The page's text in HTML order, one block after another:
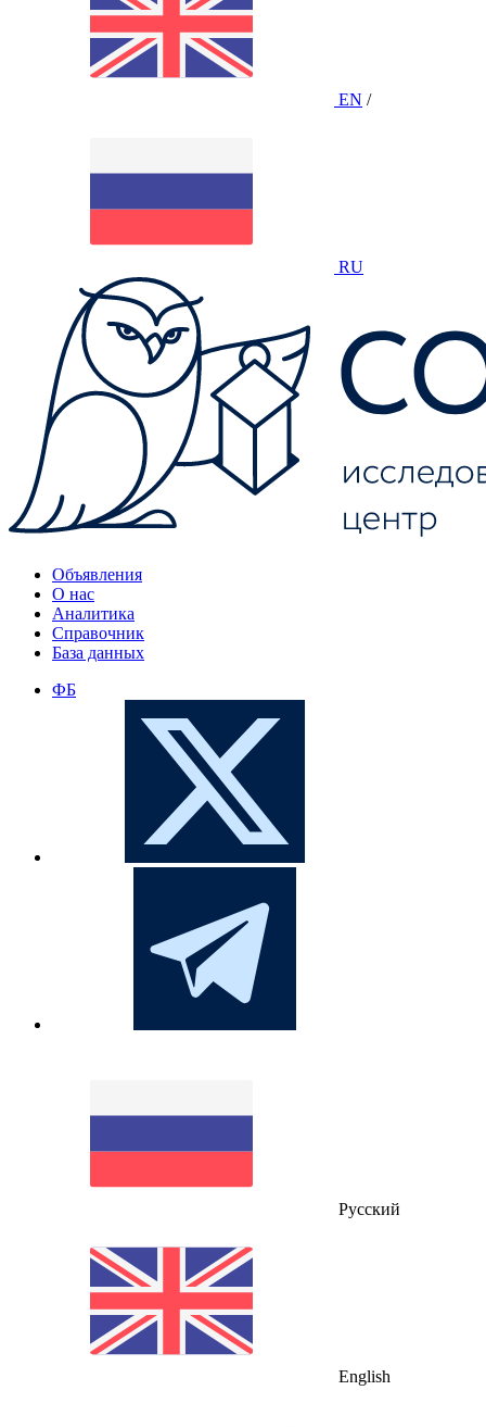
EN /
RU
Объявления
О нас
Аналитика
Справочник
База данных
ФБ
Русский
English